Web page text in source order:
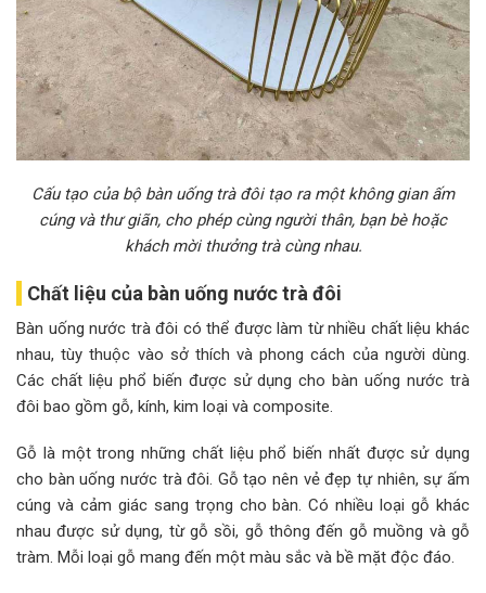
Cấu tạo của bộ bàn uống trà đôi tạo ra một không gian ấm
cúng và thư giãn, cho phép cùng người thân, bạn bè hoặc
khách mời thưởng trà cùng nhau.
Chất liệu của bàn uống nước trà đôi
Bàn uống nước trà đôi có thể được làm từ nhiều chất liệu khác
nhau, tùy thuộc vào sở thích và phong cách của người dùng.
Các chất liệu phổ biến được sử dụng cho bàn uống nước trà
đôi bao gồm gỗ, kính, kim loại và composite.
Gỗ là một trong những chất liệu phổ biến nhất được sử dụng
cho bàn uống nước trà đôi. Gỗ tạo nên vẻ đẹp tự nhiên, sự ấm
cúng và cảm giác sang trọng cho bàn. Có nhiều loại gỗ khác
nhau được sử dụng, từ gỗ sồi, gỗ thông đến gỗ muồng và gỗ
tràm. Mỗi loại gỗ mang đến một màu sắc và bề mặt độc đáo.